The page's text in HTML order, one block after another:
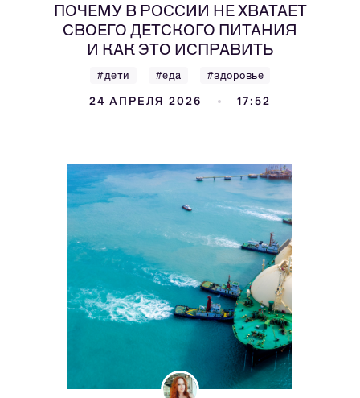
ПОЧЕМУ В РОССИИ НЕ ХВАТАЕТ
СВОЕГО ДЕТСКОГО ПИТАНИЯ
И КАК ЭТО ИСПРАВИТЬ
#дети #еда #здоровье
24 АПРЕЛЯ 2026 17:52